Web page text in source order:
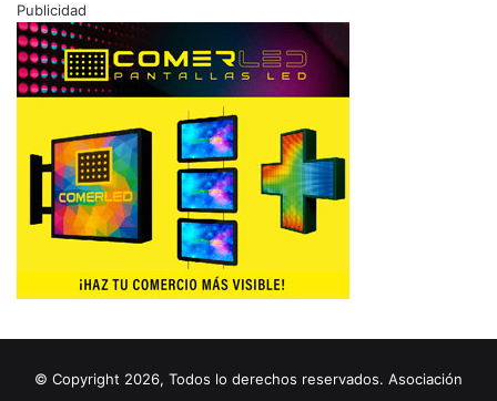
Publicidad
© Copyright 2026, Todos lo derechos reservados. Asociación